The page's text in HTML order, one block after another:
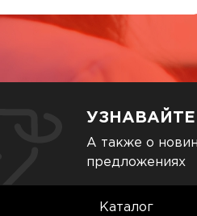
А также о
предложениях
Каталог